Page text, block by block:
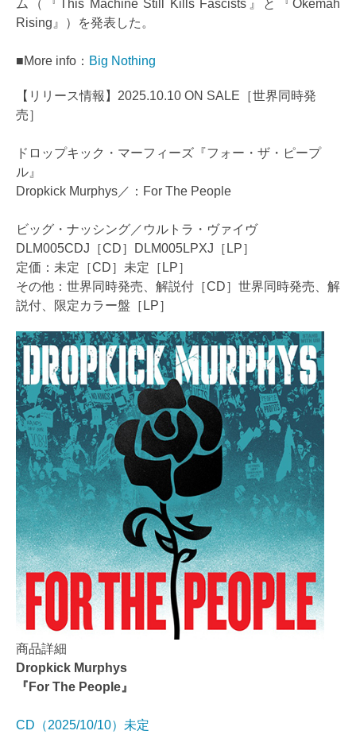
ム（『This Machine Still Kills Fascists』と『Okemah
Rising』）を発表した。
■More info： Big Nothing
【リリース情報】2025.10.10 ON SALE［世界同時発
売］
ドロップキック・マーフィーズ『フォー・ザ・ピープ
ル』
Dropkick Murphys／：For The People
ビッグ・ナッシング／ウルトラ・ヴァイヴ
DLM005CDJ［CD］DLM005LPXJ［LP］
定価：未定［CD］未定［LP］
その他：世界同時発売、解説付［CD］世界同時発売、解
説付、限定カラー盤［LP］
商品詳細
Dropkick Murphys
『For The People』
CD（2025/10/10）未定